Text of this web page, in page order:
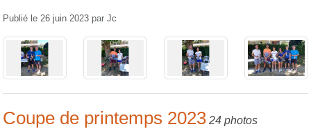
Publié le 26 juin 2023 par Jc
Coupe de printemps 2023 24 photos